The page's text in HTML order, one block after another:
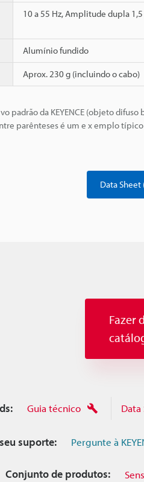
10 a 55 Hz, Amplitude dupla
Alumínio fundido
Aprox. 230 g (incluindo o cabo)
padrão da KEYENCE (objeto
parênteses é um e x emplo
Data Sheet
Fazer
Guia técnico Data
suporte: Pergunte à
Conjunto de produtos: